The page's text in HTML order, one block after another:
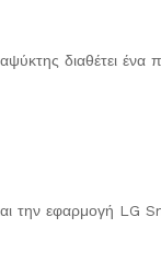
διαθέτει
εφαρμογή LG